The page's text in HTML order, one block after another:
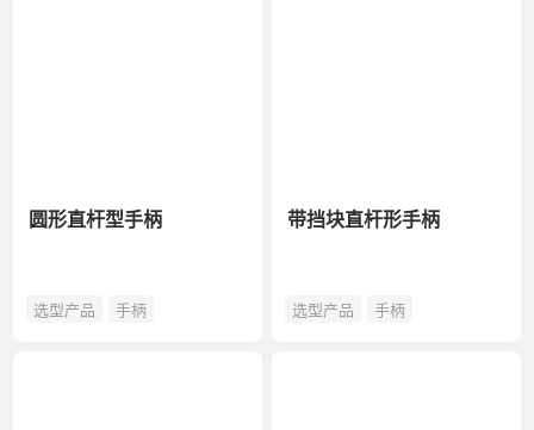
圆形直杆型手柄
选型产品 手柄
带挡块直杆形手柄
选型产品 手柄